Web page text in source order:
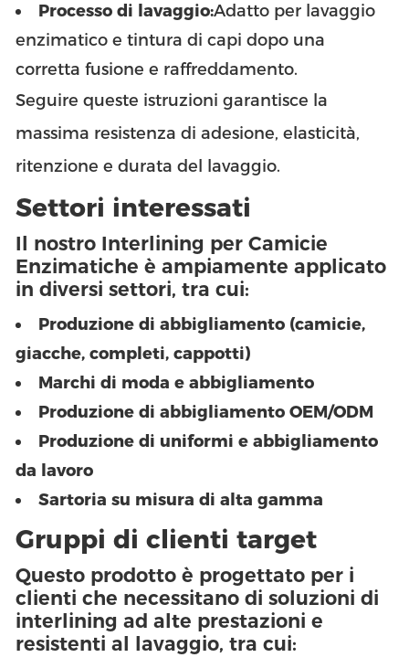
Processo di lavaggio:Adatto per lavaggio
enzimatico e tintura di capi dopo una
corretta fusione e raffreddamento.
Seguire queste istruzioni garantisce la
massima resistenza di adesione, elasticità,
ritenzione e durata del lavaggio.
Settori interessati
Il nostro Interlining per Camicie
Enzimatiche è ampiamente applicato
in diversi settori, tra cui:
Produzione di abbigliamento (camicie,
giacche, completi, cappotti)
Marchi di moda e abbigliamento
Produzione di abbigliamento OEM/ODM
Produzione di uniformi e abbigliamento
da lavoro
Sartoria su misura di alta gamma
Gruppi di clienti target
Questo prodotto è progettato per i
clienti che necessitano di soluzioni di
interlining ad alte prestazioni e
resistenti al lavaggio, tra cui: